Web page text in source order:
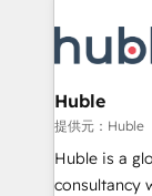
new
CRM
skills,
attract the
without outside
Set up,
Get your
pipeline
Huble
提供元：Huble
Huble is a
consultancy